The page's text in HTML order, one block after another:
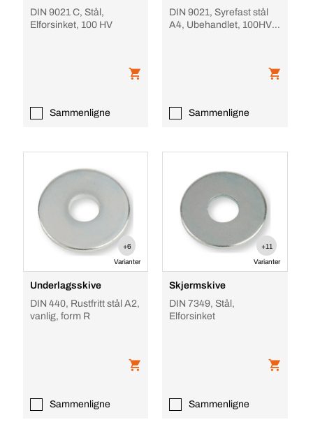
DIN 9021 C, Stål,
Elforsinket, 100 HV
Sammenligne
DIN 9021, Syrefast stål
A4, Ubehandlet, 100HV /
Sammenligne
+6
Varianter
Underlagsskive
DIN 440, Rustfritt stål A2,
vanlig, form R
Sammenligne
+11
Varianter
Skjermskive
DIN 7349, Stål,
Elforsinket
Sammenligne